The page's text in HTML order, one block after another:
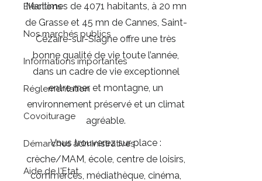
Maritimes de 4071 habitants, à 20 mn
de Grasse et 45 mn de Cannes, Saint-
Cézaire-sur-Siagne offre une très
bonne qualité de vie toute l’année,
dans un cadre de vie exceptionnel
entre mer et montagne, un
environnement préservé et un climat
agréable.
Vous trouverez sur place :
crèche/MAM, école, centre de loisirs,
commerces, médiathèque, cinéma,
Elections
Nos marchés publics
Informations importantes
Réglementation
Covoiturage
Démarches administratives
Aide de l'Etat